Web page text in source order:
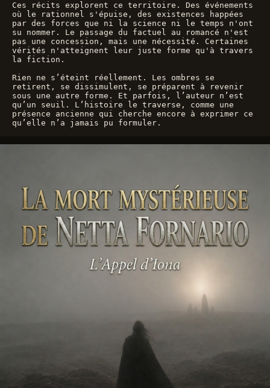
Ces récits explorent ce territoire. Des événements
où le rationnel s'épuise, des existences happées
par des forces que ni la science ni le temps n'ont
su nommer. Le passage du factuel au romancé n'est
pas une concession, mais une nécessité. Certaines
vérités n'atteignent leur juste forme qu'à travers
la fiction.
Rien ne s’éteint réellement. Les ombres se
retirent, se dissimulent, se préparent à revenir
sous une autre forme. Et parfois, l’auteur n’est
qu’un seuil. L’histoire le traverse, comme une
présence ancienne qui cherche encore à exprimer ce
qu’elle n’a jamais pu formuler.